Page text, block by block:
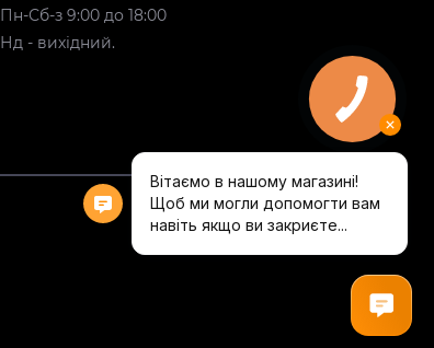
Пн-Сб-з 9:00 до 18:00
Нд - вихідний.